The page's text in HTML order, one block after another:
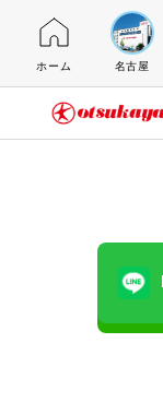
ホーム 名古屋